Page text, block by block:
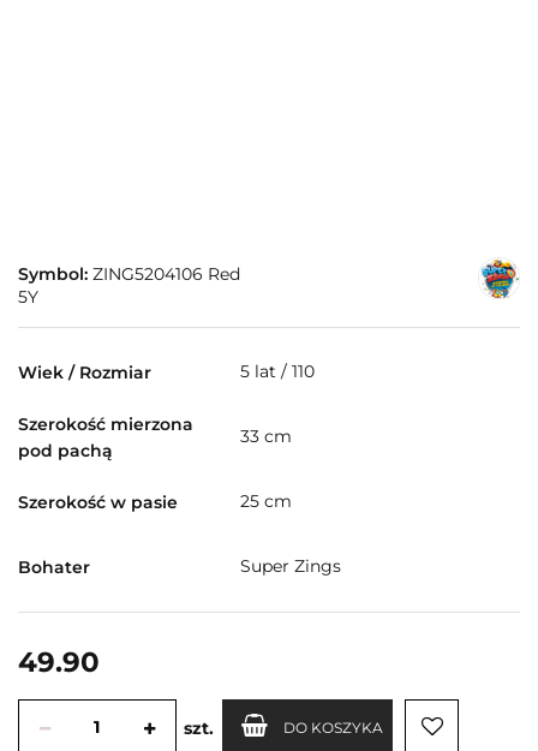
Symbol: ZING5204106 Red
5Y
Wiek / Rozmiar 5 lat / 110
Szerokość mierzona
pod pachą
33 cm
Szerokość w pasie 25 cm
Bohater Super Zings
49.90
szt. DO KOSZYKA